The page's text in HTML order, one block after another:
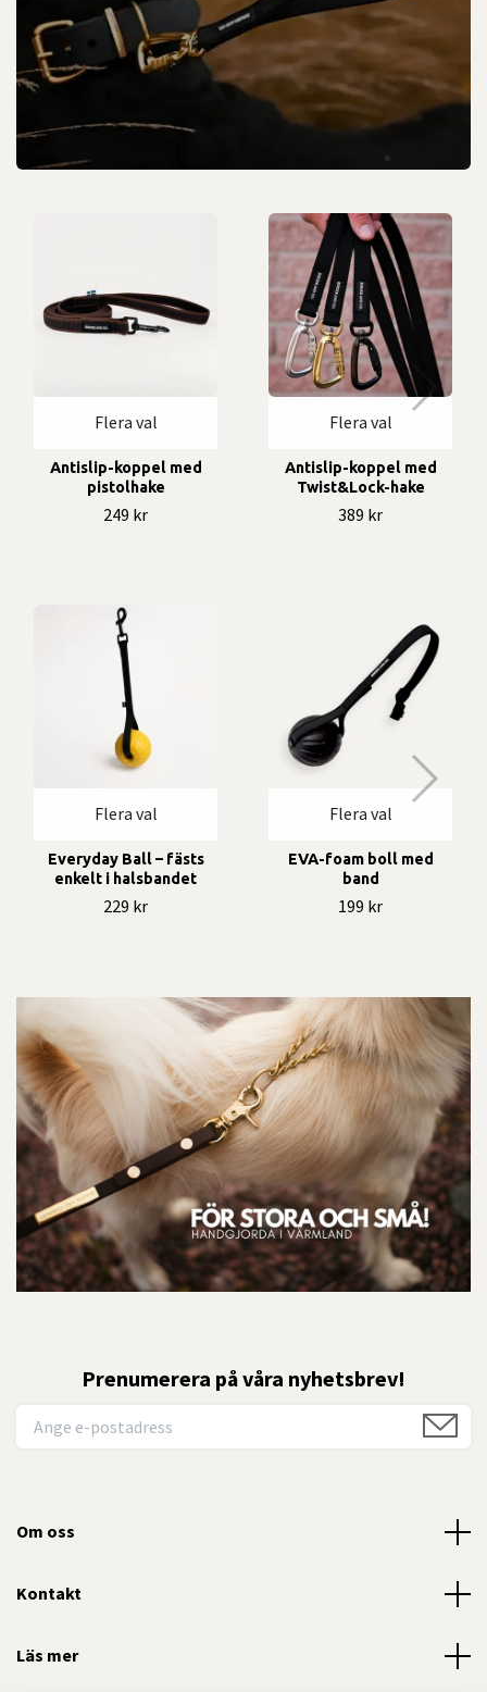
Flera val
Antislip-koppel med
pistolhake
249 kr
Flera val
Antislip-koppel med
Twist&Lock-hake
389 kr
Flera val
Everyday Ball – fästs
enkelt i halsbandet
229 kr
Flera val
EVA-foam boll med
band
199 kr
Prenumerera på våra nyhetsbrev!
Om oss
Kontakt
Läs mer